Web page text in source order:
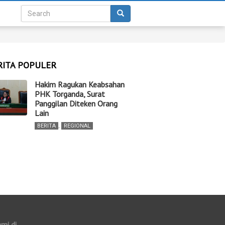
POPULER
Hakim Ragukan Keabsahan
PHK Torganda, Surat
Panggilan Diteken Orang
Lain
BERITA , REGIONAL